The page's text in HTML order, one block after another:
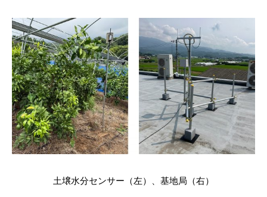
土壌水分センサー（左）、基地局（右）